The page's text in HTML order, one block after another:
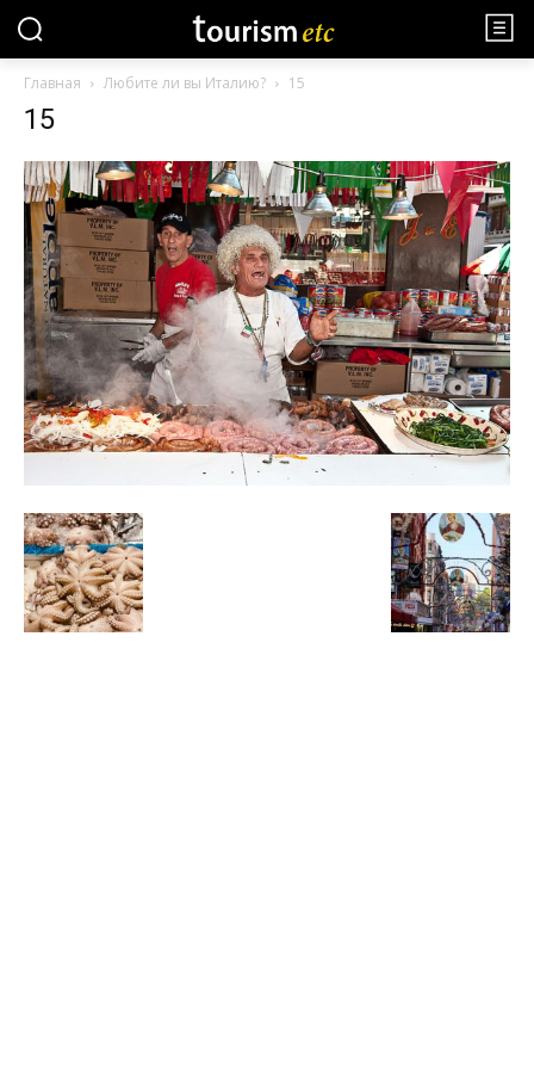
Главная Любите ли вы Италию? 15
15